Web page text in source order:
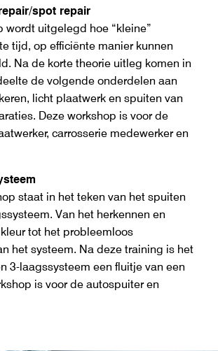
spot repair
wordt uitgelegd hoe “kleine”
tijd, op efficiënte manier kunnen
Na de korte theorie uitleg komen in
de volgende onderdelen aan
licht plaatwerk en spuiten van
Deze workshop is voor de
carrosserie medewerker en
staat in het teken van het spuiten
Van het herkennen en
tot het probleemloos
het systeem. Na deze training is het
3-laagssysteem een fluitje van een
is voor de autospuiter en